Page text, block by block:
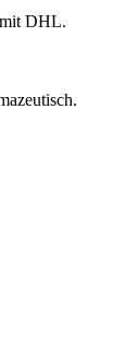
mit DHL.